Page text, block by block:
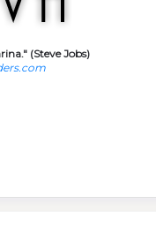
(Steve Jobs)